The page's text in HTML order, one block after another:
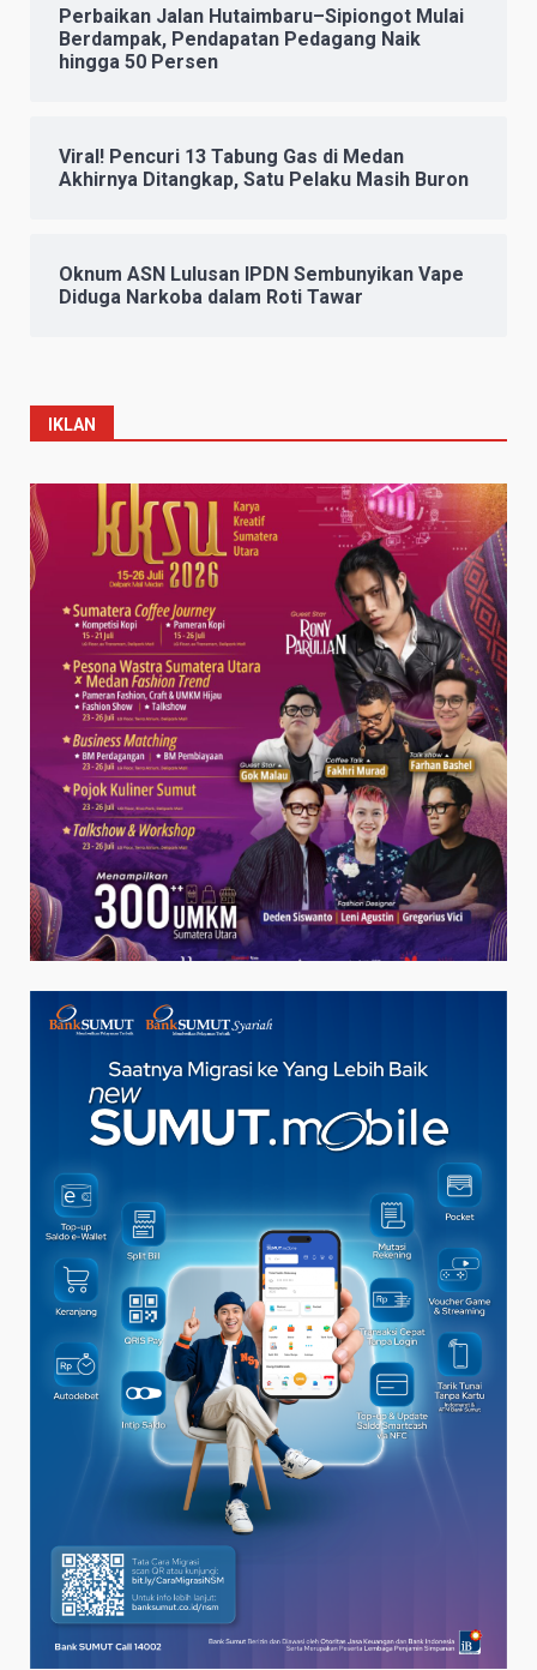
Perbaikan Jalan Hutaimbaru–Sipiongot Mulai
Berdampak, Pendapatan Pedagang Naik
hingga 50 Persen
Viral! Pencuri 13 Tabung Gas di Medan
Akhirnya Ditangkap, Satu Pelaku Masih Buron
Oknum ASN Lulusan IPDN Sembunyikan Vape
Diduga Narkoba dalam Roti Tawar
IKLAN